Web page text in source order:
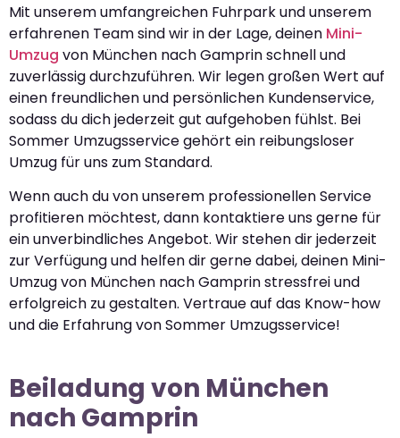
Mit unserem umfangreichen Fuhrpark und unserem
erfahrenen Team sind wir in der Lage, deinen Mini-
Umzug von München nach Gamprin schnell und
zuverlässig durchzuführen. Wir legen großen Wert auf
einen freundlichen und persönlichen Kundenservice,
sodass du dich jederzeit gut aufgehoben fühlst. Bei
Sommer Umzugsservice gehört ein reibungsloser
Umzug für uns zum Standard.
Wenn auch du von unserem professionellen Service
profitieren möchtest, dann kontaktiere uns gerne für
ein unverbindliches Angebot. Wir stehen dir jederzeit
zur Verfügung und helfen dir gerne dabei, deinen Mini-
Umzug von München nach Gamprin stressfrei und
erfolgreich zu gestalten. Vertraue auf das Know-how
und die Erfahrung von Sommer Umzugsservice!
Beiladung von München
nach Gamprin